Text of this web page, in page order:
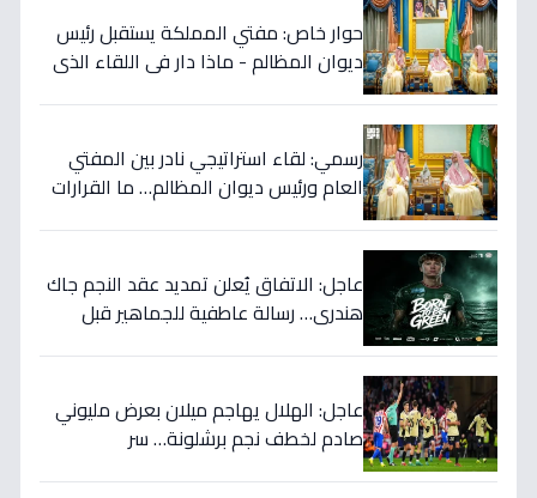
حوار خاص: مفتي المملكة يستقبل رئيس
ديوان المظالم - ماذا دار في اللقاء الذي
رسمي: لقاء استراتيجي نادر بين المفتي
العام ورئيس ديوان المظالم… ما القرارات
عاجل: الاتفاق يُعلن تمديد عقد النجم جاك
هندري… رسالة عاطفية للجماهير قبل
عاجل: الهلال يهاجم ميلان بعرض مليوني
صادم لخطف نجم برشلونة… سر